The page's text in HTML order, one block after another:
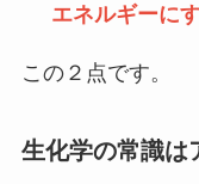
エネルギーに
この２点です。
生化学の常識は